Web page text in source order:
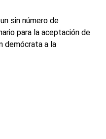
sin número de
para la aceptación de
demócrata a la